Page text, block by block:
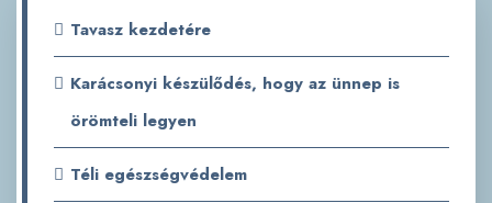
Tavasz kezdetére
Karácsonyi készülődés, hogy az ünnep is
örömteli legyen
Téli egészségvédelem